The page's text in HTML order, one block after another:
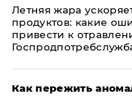
Летняя жара
продуктов: какие
привести к
Как пережить